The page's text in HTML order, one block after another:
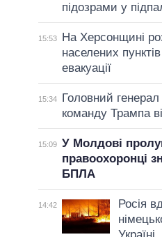
підозрами у
15:53
На Херсонщині
населених
евакуації
15:34
Головний
команду Трампа
15:09 У Молдові
правоохоронці
БПЛА
14:42
Росія